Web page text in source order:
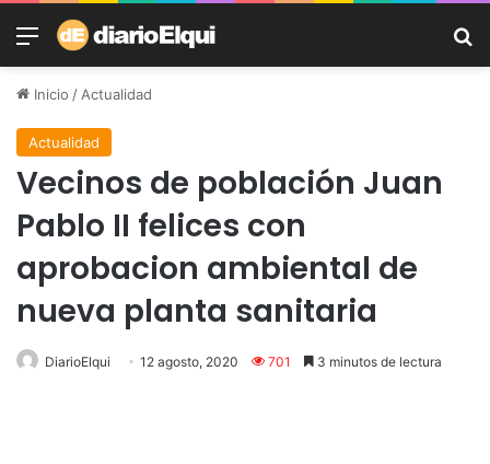
Menú
Inicio /Actualidad
Actualidad
Vecinos de población Juan
Pablo II felices con
aprobacion ambiental de
nueva planta sanitaria
DiarioElqui 12 agosto, 2020 701 3 minutos de lectura